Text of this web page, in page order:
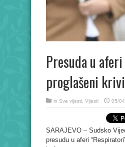
Presuda u
proglašeni
in Sve vijesti Vijesti 05/
SARAJEVO – Sudsko
presudu u aferi